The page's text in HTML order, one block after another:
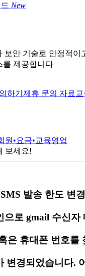
New
보안 기술로 안정적이
를 제공합니다
하기 제휴 문의 자료
원•요금•교육영업
보세요!
발송 한도 변
으로 gmail 수신자
은 휴대폰 번호를
변경되었습니다.